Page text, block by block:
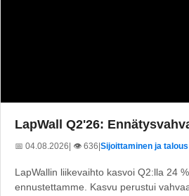
LapWall Q2'26:
📅 04.08.2026| 👁️ 636|Sijoittaminen ja talous
LapWallin liikevaihto kasvoi Q2:lla 24
ennustettamme. Kasvu perustui